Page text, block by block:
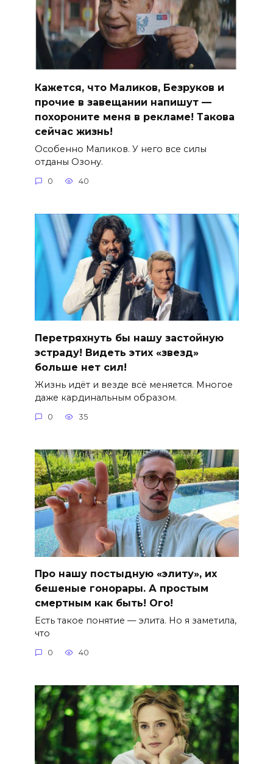
Кажется, что Маликов, Безруков и
прочие в завещании напишут —
похороните меня в рекламе! Такова
сейчас жизнь!
Особенно Маликов. У него все силы
отданы Озону.
0 40
Перетряхнуть бы нашу застойную
эстраду! Видеть этих «звезд»
больше нет сил!
Жизнь идёт и везде всё меняется. Многое
даже кардинальным образом.
0 35
Про нашу постыдную «элиту», их
бешеные гонорары. А простым
смертным как быть! Ого!
Есть такое понятие — элита. Но я заметила,
что
0 40